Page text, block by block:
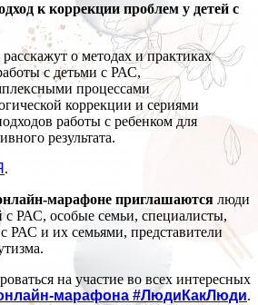
к коррекции проблем у детей с
о методах и практиках
с детьми с РАС,
процессами
коррекции и сериями
работы с ребенком для
результата.
.
марафоне приглашаются люди
РАС, особые семьи, специалисты,
РАС и их семьями, представители
на участие во всех интересных
марафона #ЛюдиКакЛюди.